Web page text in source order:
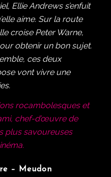
Ellie Andrews s’enfuit
aime. Sur la route
croise Peter Warne,
obtenir un bon sujet.
ces deux
vont vivre une
rocambolesques et
chef-d’œuvre de
plus savoureuses
– Meudon